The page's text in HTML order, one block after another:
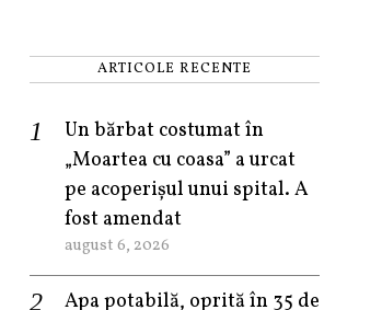
ARTICOLE RECENTE
Un bărbat costumat în
„Moartea cu coasa” a urcat
pe acoperișul unui spital. A
fost amendat
august 6, 2026
Apa potabilă, oprită în 35 de